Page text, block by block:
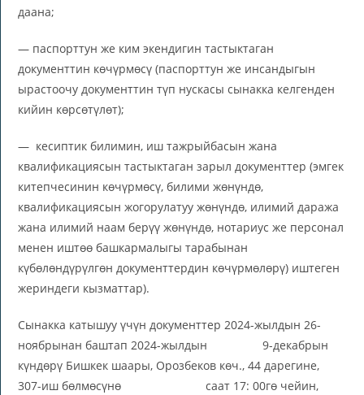
даана;
— паспорттун же ким экендигин тастыктаган
документтин көчүрмөсү (паспорттун же инсандыгын
ырастоочу документтин түп нускасы сынакка келгенден
кийин көрсөтүлөт);
— кесиптик билимин, иш тажрыйбасын жана
квалификациясын тастыктаган зарыл документтер (эмгек
китепчесинин көчүрмөсү, билими жөнүндө,
квалификациясын жогорулатуу жөнүндө, илимий даража
жана илимий наам берүү жөнүндө, нотариус же персонал
менен иштөө башкармалыгы тарабынан
күбөлөндүрүлгөн документтердин көчүрмөлөрү) иштеген
жериндеги кызматтар).
Сынакка катышуу үчүн документтер 2024-жылдын 26-
ноябрынан баштап 2024-жылдын 9-декабрын
күндөрү Бишкек шаары, Орозбеков көч., 44 дарегине,
307-иш бөлмөсүнө саат 17: 00гө чейин,